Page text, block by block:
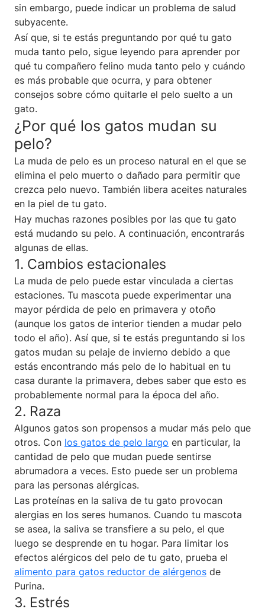
sin embargo, puede indicar un problema de salud
subyacente.
Así que, si te estás preguntando por qué tu gato
muda tanto pelo, sigue leyendo para aprender por
qué tu compañero felino muda tanto pelo y cuándo
es más probable que ocurra, y para obtener
consejos sobre cómo quitarle el pelo suelto a un
gato.
¿Por qué los gatos mudan su
pelo?
La muda de pelo es un proceso natural en el que se
elimina el pelo muerto o dañado para permitir que
crezca pelo nuevo. También libera aceites naturales
en la piel de tu gato.
Hay muchas razones posibles por las que tu gato
está mudando su pelo. A continuación, encontrarás
algunas de ellas.
1. Cambios estacionales
La muda de pelo puede estar vinculada a ciertas
estaciones. Tu mascota puede experimentar una
mayor pérdida de pelo en primavera y otoño
(aunque los gatos de interior tienden a mudar pelo
todo el año). Así que, si te estás preguntando si los
gatos mudan su pelaje de invierno debido a que
estás encontrando más pelo de lo habitual en tu
casa durante la primavera, debes saber que esto es
probablemente normal para la época del año.
2. Raza
Algunos gatos son propensos a mudar más pelo que
otros. Con los gatos de pelo largo en particular, la
cantidad de pelo que mudan puede sentirse
abrumadora a veces. Esto puede ser un problema
para las personas alérgicas.
Las proteínas en la saliva de tu gato provocan
alergias en los seres humanos. Cuando tu mascota
se asea, la saliva se transfiere a su pelo, el que
luego se desprende en tu hogar. Para limitar los
efectos alérgicos del pelo de tu gato, prueba el
alimento para gatos reductor de alérgenos de
Purina.
3. Estrés